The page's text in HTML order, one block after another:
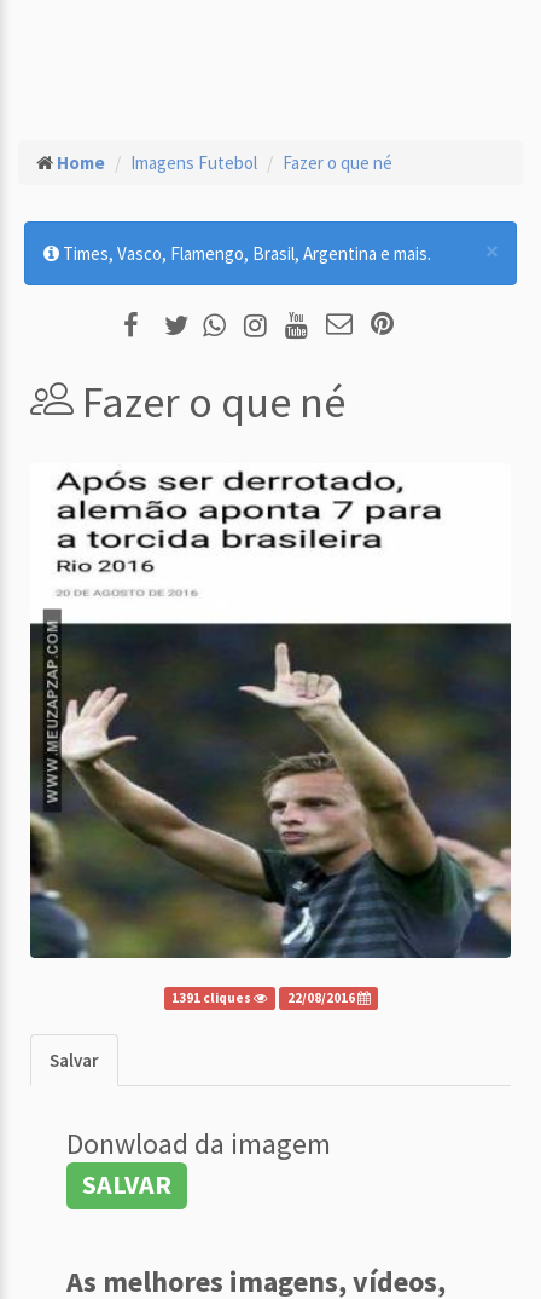
Home Imagens Futebol Fazer o que né
×
Times, Vasco, Flamengo, Brasil, Argentina e mais.
Fazer o que né
1391 cliques 22/08/2016
Salvar
Donwload da imagem
SALVAR
As melhores imagens, vídeos,